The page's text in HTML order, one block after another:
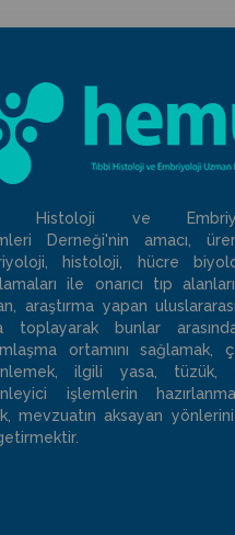
Histoloji ve
Derneği'nin amacı,
histoloji, hücre
ile onarıcı tıp
araştırma yapan
toplayarak bunlar
ortamını sağlamak,
ilgili yasa, tüzük,
işlemlerin
mevzuatın aksayan